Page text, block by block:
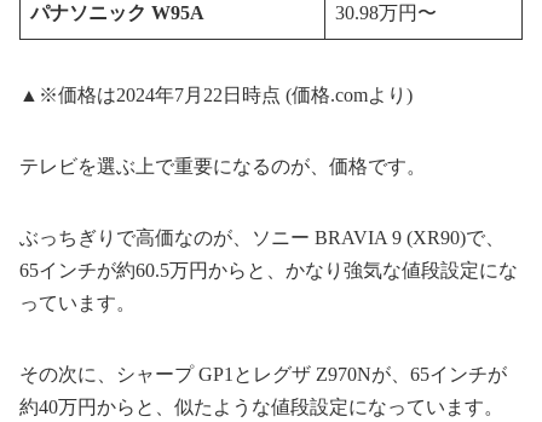
パナソニック W95A 30.98万円〜
▲※価格は2024年7月22日時点 (価格.comより)
テレビを選ぶ上で重要になるのが、価格です。
ぶっちぎりで高価なのが、ソニー BRAVIA 9 (XR90)で、
65インチが約60.5万円からと、かなり強気な値段設定にな
っています。
その次に、シャープ GP1とレグザ Z970Nが、65インチが
約40万円からと、似たような値段設定になっています。